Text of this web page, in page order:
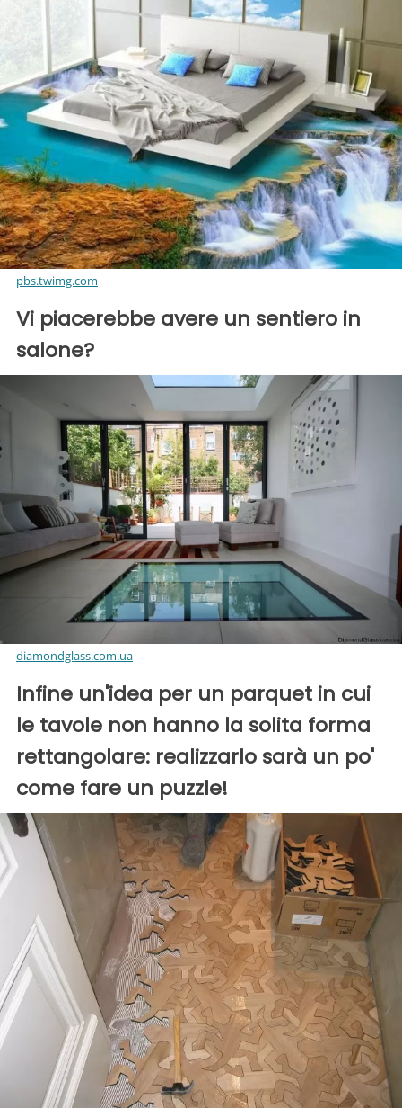
pbs.twimg.com
Vi piacerebbe avere un sentiero in
salone?
diamondglass.com.ua
Infine un'idea per un parquet in cui
le tavole non hanno la solita forma
rettangolare: realizzarlo sarà un po'
come fare un puzzle!